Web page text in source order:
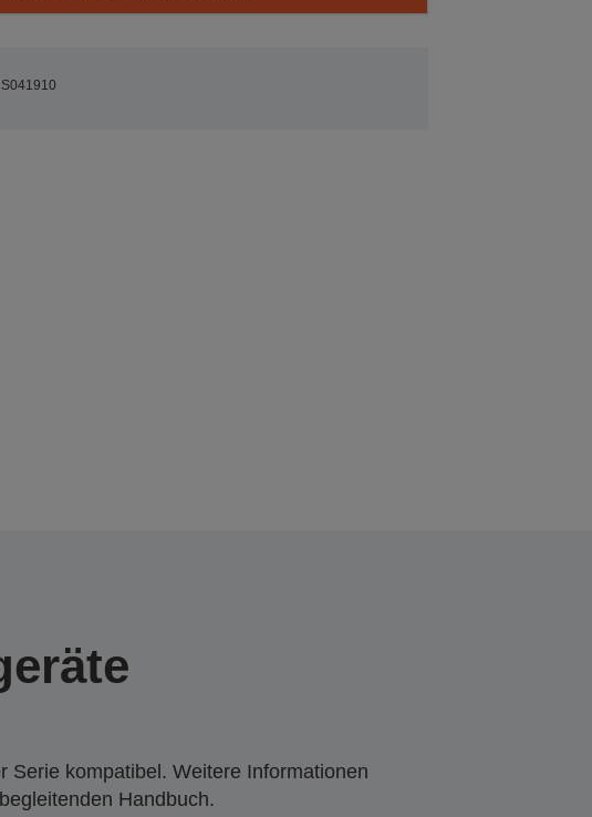
Serie kompatibel. Weitere Informationen
Handbuch.